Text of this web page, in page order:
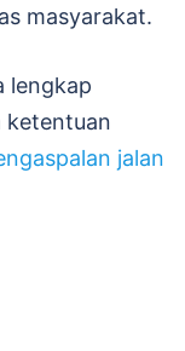
masyarakat.
lengkap
ketentuan
jalan